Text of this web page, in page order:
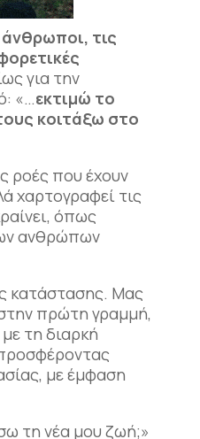
άνθρωποι, τις
για την
«…εκτιμώ το
κοιτάξω στο
ροές που έχουν
χαρτογραφεί τις
όπως
ανθρώπων
κατάστασης. Μας
πρώτη γραμμή,
τη διαρκή
με έμφαση
τη νέα μου ζωή;»